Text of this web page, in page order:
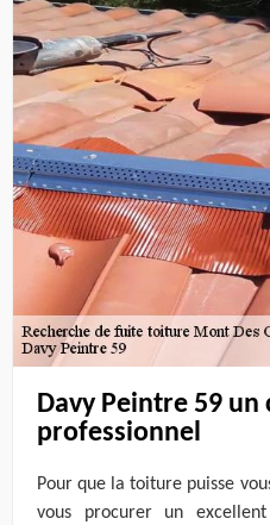
Davy Peintre 59
professionnel
Pour que la toiture puisse
vous procurer un